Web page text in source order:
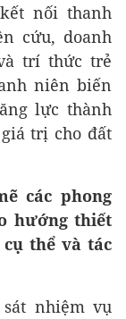
nối thanh
cứu, doanh
trí thức trẻ
niên biến
lực thành
trị cho đất
các phong
hướng thiết
thể và tác
nhiệm vụ